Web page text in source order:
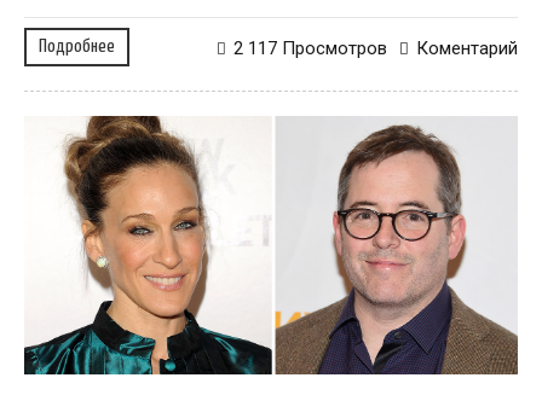
Подробнее Коментарий
2 117 Просмотров